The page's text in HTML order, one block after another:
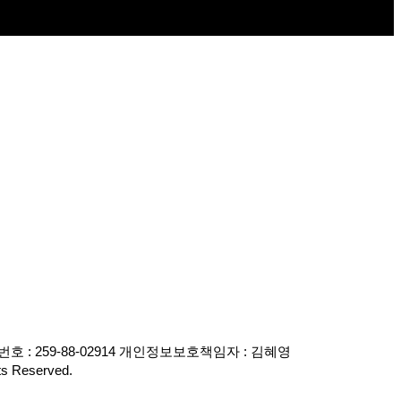
: 259-88-02914 개인정보보호책임자 : 김혜영
Reserved.